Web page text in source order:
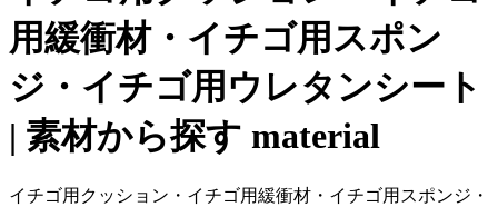
用緩衝材・イチゴ用スポン
ジ・イチゴ用ウレタンシート
| 素材から探す material
イチゴ用クッション・イチゴ用緩衝材・イチゴ用スポンジ・